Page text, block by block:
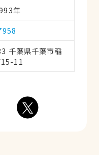
年
千葉県千葉市稲
11